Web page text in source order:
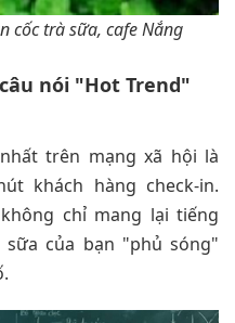
cốc trà sữa, cafe Nắng
nói "Hot Trend"
trên mạng xã hội là
khách hàng check-in.
chỉ mang lại tiếng
của bạn "phủ sóng"